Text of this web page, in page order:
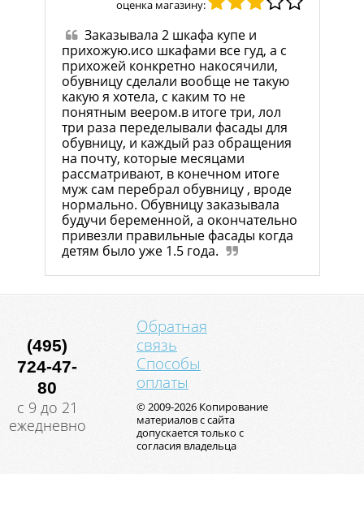
оценка магазину:
Заказывала 2 шкафа купе и
прихожую.исо шкафами все гуд, а с
прихожей конкретно накосячили,
обувницу сделали вообще не такую
какую я хотела, с каким то не
понятным веером.в итоге три, лол
три раза переделывали фасады для
обувницу, и каждый раз обращения
на почту, которые месяцами
рассматривают, в конечном итоге
муж сам перебрал обувницу , вроде
нормально. Обувницу заказывала
будучи беременной, а окончательно
привезли правильные фасады когда
детям было уже 1.5 года.
(495)
724-47-
80
с 9 до 21
ежедневно
Обратная
связь
Способы
оплаты
© 2009-2026 Копирование
материалов с сайта
допускается только с
согласия владельца